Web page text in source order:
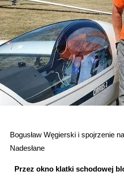
Bogusław Węgierski i spojrzenie
Nadesłane
Przez okno klatki schodowej